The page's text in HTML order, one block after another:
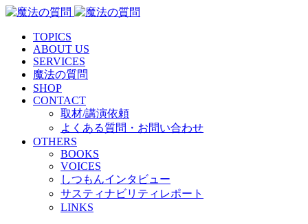
TOPICS
ABOUT US
SERVICES
魔法の質問
SHOP
CONTACT
取材/講演依頼
よくある質問・お問い合わせ
OTHERS
BOOKS
VOICES
しつもんインタビュー
サスティナビリティレポート
LINKS